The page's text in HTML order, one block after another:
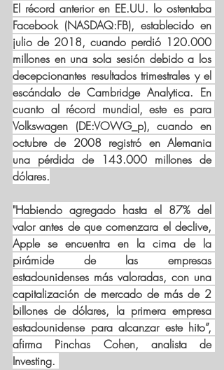
El récord anterior en EE.UU. lo ostentaba
Facebook (NASDAQ:FB), establecido en
julio de 2018, cuando perdió 120.000
millones en una sola sesión debido a los
decepcionantes resultados trimestrales y el
escándalo de Cambridge Analytica. En
cuanto al récord mundial, este es para
Volkswagen (DE:VOWG_p), cuando en
octubre de 2008 registró en Alemania
una pérdida de 143.000 millones de
dólares.
"Habiendo agregado hasta el 87% del
valor antes de que comenzara el declive,
Apple se encuentra en la cima de la
pirámide de las empresas
estadounidenses más valoradas, con una
capitalización de mercado de más de 2
billones de dólares, la primera empresa
estadounidense para alcanzar este hito”,
afirma Pinchas Cohen, analista de
Investing.